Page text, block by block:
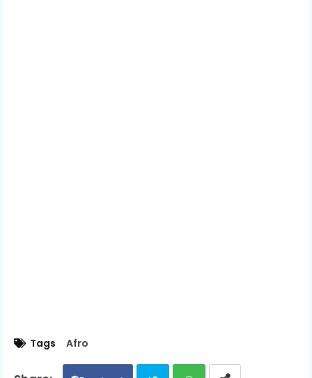
Tags Afro